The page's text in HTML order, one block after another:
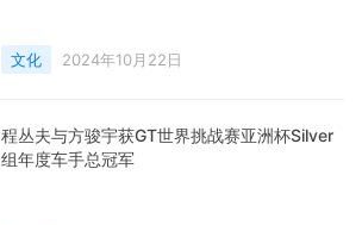
文化 2024年10月22日
程丛夫与方骏宇获GT世界挑战赛亚洲杯Silver
组年度车手总冠军